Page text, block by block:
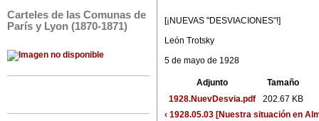
Carteles de las Comunas de
París y Lyon (1870-1871)
[¡NUEVAS "DESVIACIONES"!]
León Trotsky
5 de mayo de 1928
Adjunto
Tamaño
1928.NuevDesvia.pdf
202.67 KB
‹ 1928.05.03 [Nuestra situación en